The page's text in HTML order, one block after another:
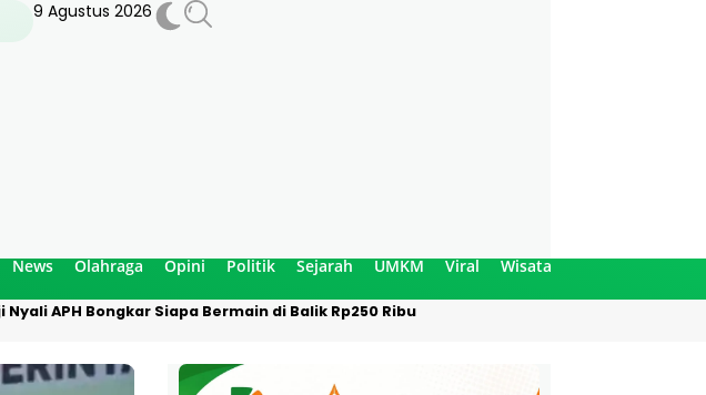
9 Agustus 2026
News Olahraga Opini Politik Sejarah UMKM Viral Wisata
APH Bongkar Siapa Bermain di Balik Rp250 Ribu